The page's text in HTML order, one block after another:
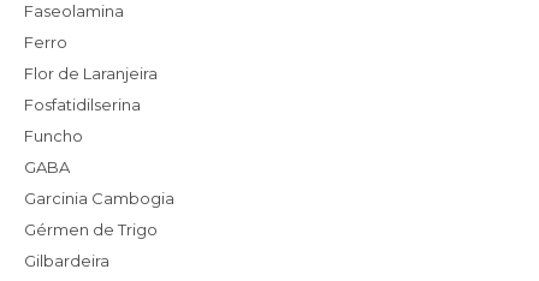
Faseolamina
Ferro
Flor de Laranjeira
Fosfatidilserina
Funcho
GABA
Garcinia Cambogia
Gérmen de Trigo
Gilbardeira